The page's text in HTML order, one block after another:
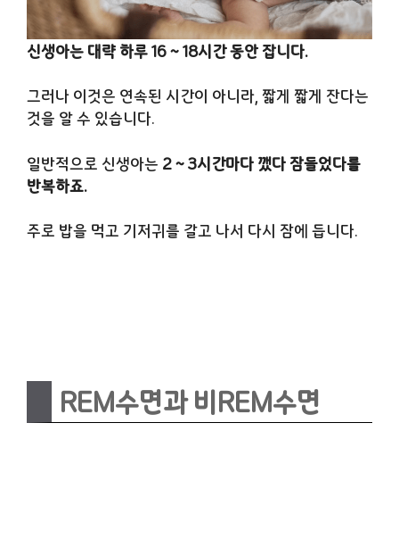
신생아는 대략 하루 16 ~ 18시간 동안 잡니다.
그러나 이것은 연속된 시간이 아니라, 짧게 짧게 잔다는
것을 알 수 있습니다.
일반적으로 신생아는 2 ~ 3시간마다 깼다 잠들었다를
반복하죠.
주로 밥을 먹고 기저귀를 갈고 나서 다시 잠에 듭니다.
REM수면과 비REM수면